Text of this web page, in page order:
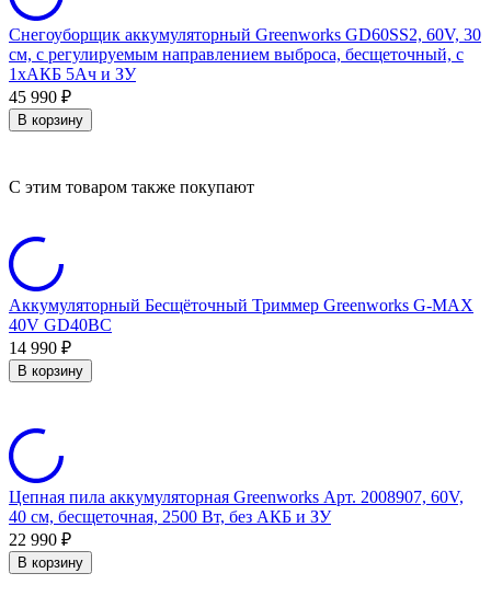
Снегоуборщик аккумуляторный Greenworks GD60SS2, 60V, 30
см, с регулируемым направлением выброса, бесщеточный, c
1хАКБ 5Ач и ЗУ
45 990 ₽
В корзину
C этим товаром также покупают
Аккумуляторный Бесщёточный Триммер Greenworks G-MAX
40V GD40BC
14 990 ₽
В корзину
Цепная пила аккумуляторная Greenworks Арт. 2008907, 60V,
40 см, бесщеточная, 2500 Вт, без АКБ и ЗУ
22 990 ₽
В корзину